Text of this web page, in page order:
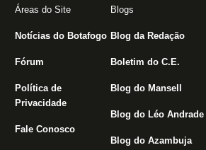
Áreas do Site
Notícias do Botafogo
Fórum
Política de
Privacidade
Fale Conosco
Blogs
Blog da Redação
Boletim do C.E.
Blog do Mansell
Blog do Léo Andrade
Blog do Azambuja